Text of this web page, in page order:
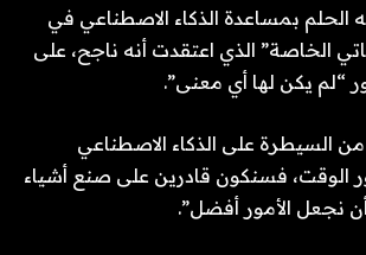
بمساعدة الذكاء الاصطناعي في
الخاصة” الذي اعتقدت أنه ناجح، على
“لم يكن لها أي معنى”.
من السيطرة على الذكاء الاصطناعي
الوقت، فسنكون قادرين على صنع أشياء
نجعل الأمور أفضل”.